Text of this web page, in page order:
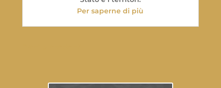
Per saperne di più